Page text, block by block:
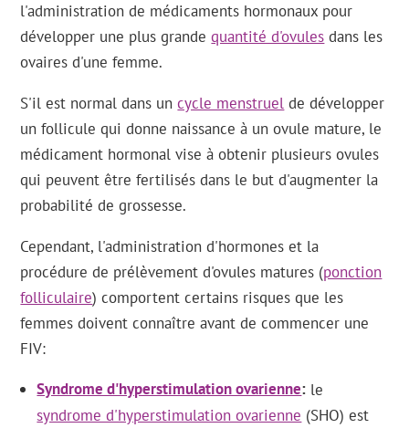
l'administration de médicaments hormonaux pour
développer une plus grandequantité d'ovules dans les
ovaires d'une femme.
S'il est normal dans uncycle menstruel de développer
un follicule qui donne naissance à un ovule mature, le
médicament hormonal vise à obtenir plusieurs ovules
qui peuvent être fertilisés dans le but d'augmenter la
probabilité de grossesse.
Cependant, l'administration d'hormones et la
procédure de prélèvement d'ovules matures (ponction
folliculaire) comportent certains risques que les
femmes doivent connaître avant de commencer une
FIV:
Syndrome d'hyperstimulation ovarienne le
syndrome d'hyperstimulation ovarienne (SHO) est